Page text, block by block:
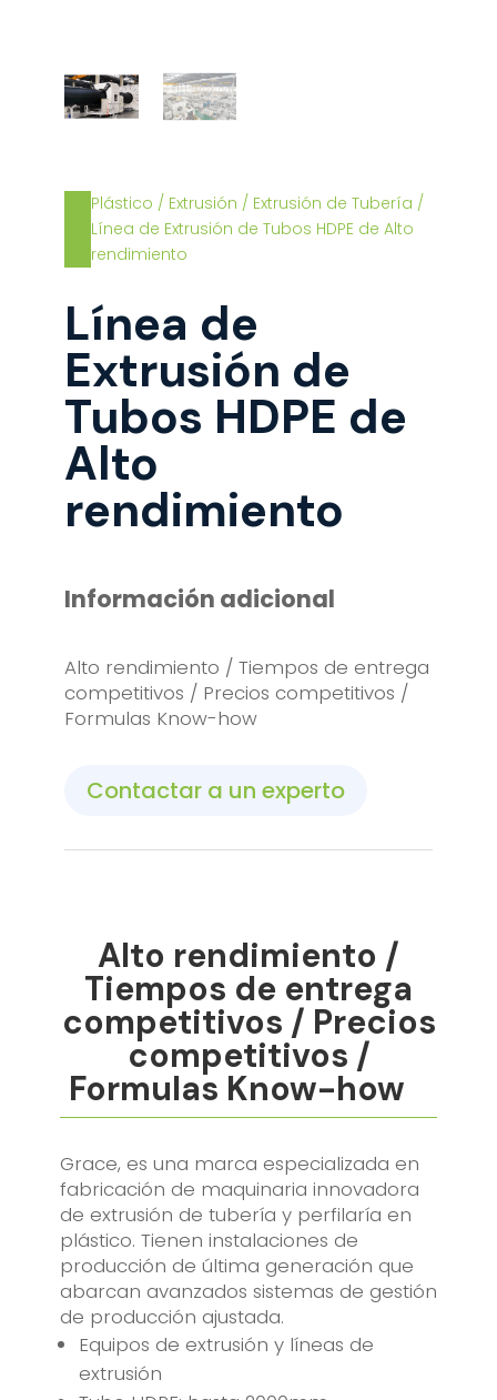
Plástico / Extrusión / Extrusión de Tubería /
Línea de Extrusión de Tubos HDPE de Alto
rendimiento
Línea de
Extrusión de
Tubos HDPE de
Alto
rendimiento
Información adicional
Alto rendimiento /Tiempos deentrega
competitivos / Precios competitivos /
Formulas Know-how
Contactar a un experto
Alto rendimiento /
Tiempos de entrega
competitivos / Precios
competitivos /
Formulas Know-how
Grace, es una marca especializada en
fabricación de maquinaria innovadora
de extrusión de tubería y perfilaría en
plástico. Tienen instalaciones de
producción de última generación que
abarcan avanzados sistemas de gestión
de producción ajustada.
Equipos de extrusión y líneas de
extrusión